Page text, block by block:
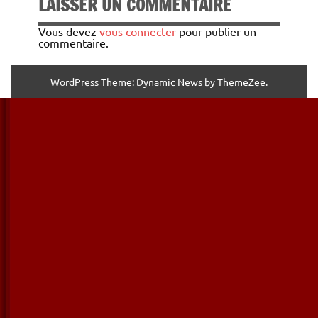
LAISSER UN COMMENTAIRE
Vous devez vous connecter pour publier un
commentaire.
WordPress Theme: Dynamic News by ThemeZee.